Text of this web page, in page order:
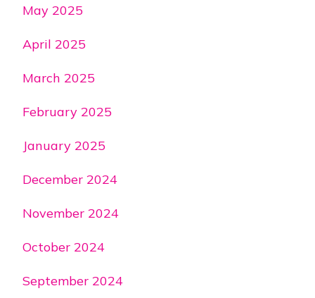
May 2025
April 2025
March 2025
February 2025
January 2025
December 2024
November 2024
October 2024
September 2024